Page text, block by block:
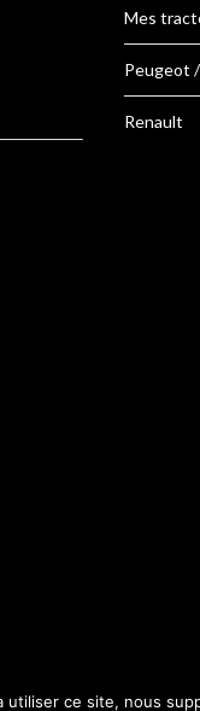
Mes
Peugeot
Renault
ce site, nous